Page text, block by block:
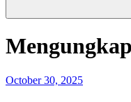
Posted
October 30, 2025